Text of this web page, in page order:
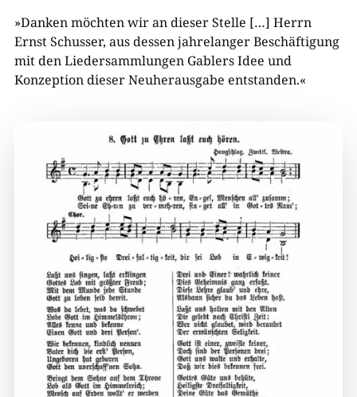
»Danken möchten wir an dieser Stelle […] Herrn
Ernst Schusser, aus dessen jahrelanger Beschäftigung
mit den Liedersammlungen Gablers Idee und
Konzeption dieser Neuherausgabe entstanden.«